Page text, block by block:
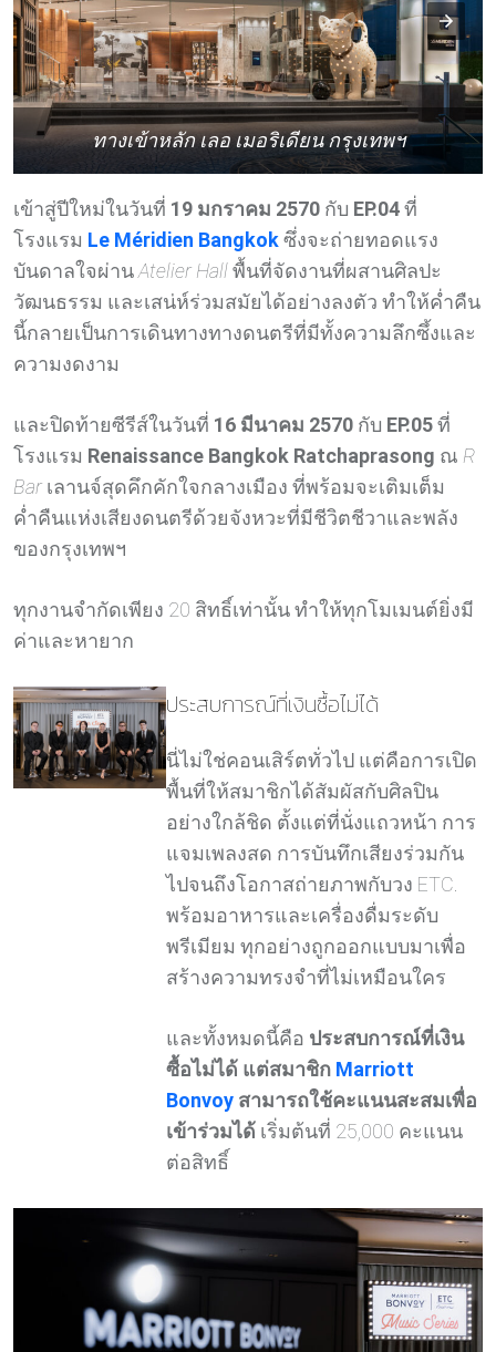
ทางเข้าหลัก เลอ เมอริเดียน กรุงเทพฯ
เข้าสู่ปีใหม่ในวันที่ 19 มกราคม 2570 กับ EP.04ที่
โรงแรม Le Méridien Bangkokซึ่งจะถ่ายทอดแรง
บันดาลใจผ่านAtelier Hallพื้นที่จัดงานที่ผสานศิลปะ
วัฒนธรรม และเสน่ห์ร่วมสมัยได้อย่างลงตัว ทำให้ค่ำคืน
นี้กลายเป็นการเดินทางทางดนตรีที่มีทั้งความลึกซึ้งและ
ความงดงาม
และปิดท้ายซีรีส์ในวันที่ 16 มีนาคม 2570 กับ EP.05ที่
โรงแรม Renaissance Bangkok Ratchaprasong ณ R
Bar เลานจ์สุดคึกคักใจกลางเมือง ที่พร้อมจะเติมเต็ม
ค่ำคืนแห่งเสียงดนตรีด้วยจังหวะที่มีชีวิตชีวาและพลัง
ของกรุงเทพฯ
ทุกงานจำกัดเพียง 20 สิทธิ์เท่านั้น ทำให้ทุกโมเมนต์ยิ่งมี
ค่าและหายาก
ประสบการณ์ที่เงินซื้อไม่ได้
นี่ไม่ใช่คอนเสิร์ตทั่วไป แต่คือการเปิด
พื้นที่ให้สมาชิกได้สัมผัสกับศิลปิน
อย่างใกล้ชิด ตั้งแต่ที่นั่งแถวหน้า การ
แจมเพลงสด การบันทึกเสียงร่วมกัน
ไปจนถึงโอกาสถ่ายภาพกับวง ETC.
พร้อมอาหารและเครื่องดื่มระดับ
พรีเมียม ทุกอย่างถูกออกแบบมาเพื่อ
สร้างความทรงจำที่ไม่เหมือนใคร
และทั้งหมดนี้คือ ประสบการณ์ที่เงิน
ซื้อไม่ได้ แต่สมาชิก Marriott
Bonvoy สามารถใช้คะแนนสะสมเพื่อ
เข้าร่วมได้ เริ่มต้นที่ 25,000 คะแนน
ต่อสิทธิ์